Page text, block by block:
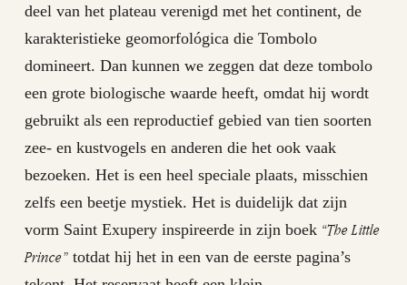
deel van het plateau verenigd met het continent, de
karakteristieke geomorfológica die Tombolo
domineert. Dan kunnen we zeggen dat deze tombolo
een grote biologische waarde heeft, omdat hij wordt
gebruikt als een reproductief gebied van tien soorten
zee- en kustvogels en anderen die het ook vaak
bezoeken. Het is een heel speciale plaats, misschien
zelfs een beetje mystiek. Het is duidelijk dat zijn
vorm Saint Exupery inspireerde in zijn boek “The Little
Prince”totdat hij het in een van de eerste pagina’s